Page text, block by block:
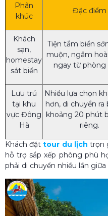
Phân
khúc
Đặc điểm
Khách
sạn,
homestay
sát biển
Tiện tắm biển
muộn, ngắm
ngay từ phòng
Lưu trú
tại khu
vực Đông
Hà
Nhiều lựa chọn
hơn, di chuyển ra
khoảng 20 phút
riêng.
Khách đặttour du lịch trọn
hỗ trợ sắp xếp phòng phù
phải di chuyển nhiều lần